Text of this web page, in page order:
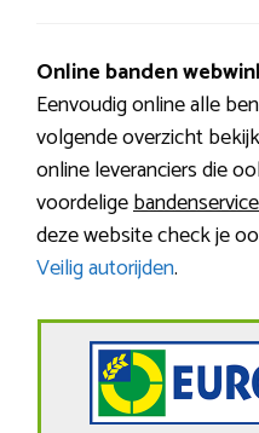
Online banden
Eenvoudig online alle
volgende overzicht
online leveranciers die
voordelige
deze website check je
Veilig autorijden.